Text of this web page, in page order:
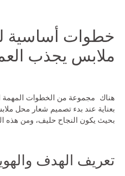
خطوات أساسية
ملابس يجذب
هناك مجموعة من الخطوات المهمة
بعناية عند بدء تصميم شعار محل
بحيث يكون النجاح حليف، ومن هذه
تعريف الهدف